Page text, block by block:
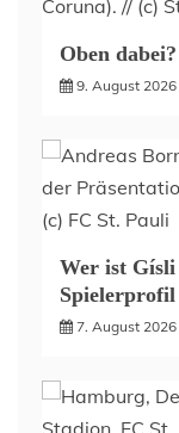
Oben dabei?
9. August 2026
Wer ist
Spielerprofil
7. August 2026